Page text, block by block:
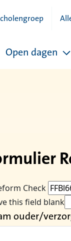
Open dagen
Check
this field blank
ouder/